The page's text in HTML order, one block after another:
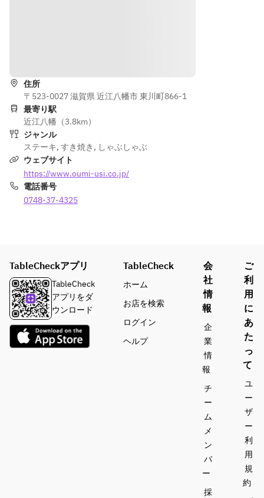
住所
〒523-0027 滋賀県 近江八幡市 東川町866-1
最寄り駅
近江八幡（3.8km）
ジャンル
ステーキ, すき焼き , しゃぶしゃぶ
ウェブサイト
https://www.oumi-usi.co.jp/
電話番号
0748-37-4325
TableCheckアプリ
TableCheck
アプリをダ
ウンロード
TableCheck
ホーム
お店を検索
ログイン
ヘルプ
会
社
情
報
企
業
情
報
チ
ー
ム
メ
ン
バ
ー
採
ご
利
用
に
あ
た
っ
て
ユ
ー
ザ
ー
利
用
規
約